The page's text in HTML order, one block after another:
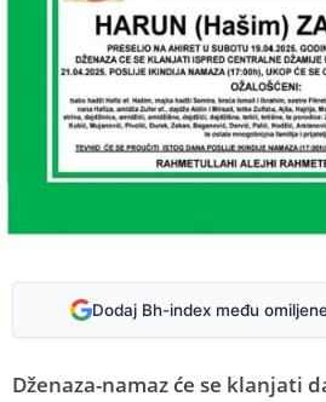
Dodaj Bh-index među
Dženaza-namaz će se klanjati